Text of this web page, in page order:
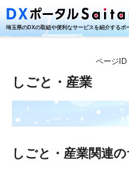
埼玉県のDXの取組や便利なサービスを紹介するポ
ページID
しごと・産業
しごと・産業関連